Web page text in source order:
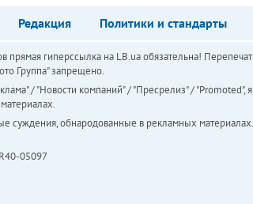
Редакция Политики и стандарты
гиперссылка на LB.ua обязательна!
Группа" запрещено.
/ "Новости компаний" / "Пресрелиз" /
суждения, обнародованные в рекламных
05097